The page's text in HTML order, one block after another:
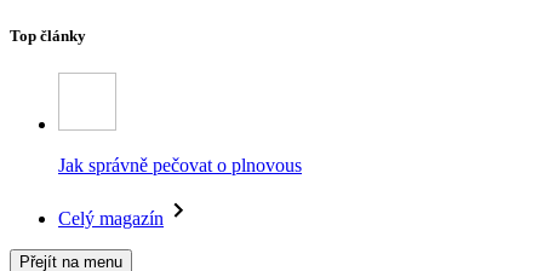
Top články
Jak správně pečovat o plnovous
Celý magazín
Přejít na menu